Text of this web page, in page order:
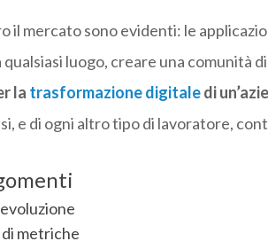
il mercato sono evidenti: le
luogo, creare una comunità
la trasformazione digitaledi
e di ogni altro tipo di lavoratore,
metriche